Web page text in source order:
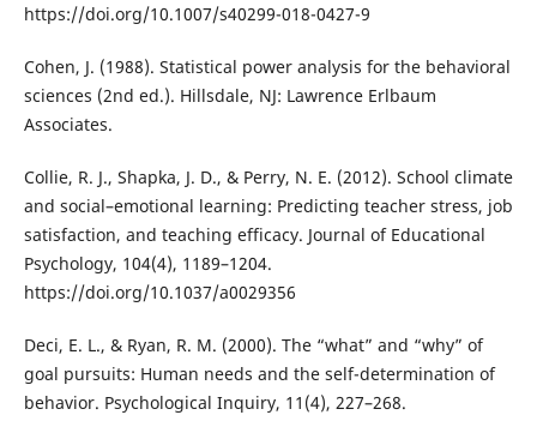
https://doi.org/10.1007/s40299-018-0427-9
Cohen, J. (1988). Statistical power analysis for the behavioral
sciences (2nd ed.). Hillsdale, NJ: Lawrence Erlbaum
Associates.
Collie, R. J., Shapka, J. D., & Perry, N. E. (2012). School climate
and social–emotional learning: Predicting teacher stress, job
satisfaction, and teaching efficacy. Journal of Educational
Psychology, 104(4), 1189–1204.
https://doi.org/10.1037/a0029356
Deci, E. L., & Ryan, R. M. (2000). The “what” and “why” of
goal pursuits: Human needs and the self-determination of
behavior. Psychological Inquiry, 11(4), 227–268.